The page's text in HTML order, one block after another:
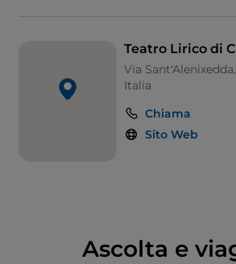
Teatro Lirico di
Via
Italia
Chiama
Sito Web
Ascolta e